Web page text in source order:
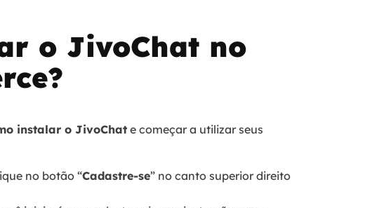
o JivoChat no
instalar o JivoChat e começar a utilizar seus
no botão “Cadastre-se” no canto superior direito